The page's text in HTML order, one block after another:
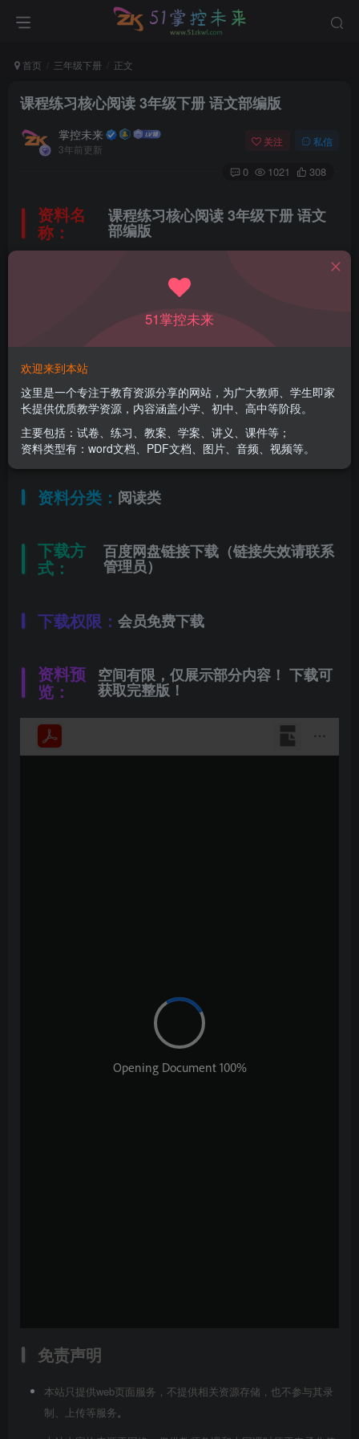
首页 三年级下册 正文
课程练习核心阅读 3年级下册 语文部编版
掌控未来
3年前更新
关注 私信
0 1021 308
资料名
称：
课程练习核心阅读 3年级下册 语文
部编版
适用年级：三年级下册
文件类型：高清PDF
资料分类： 阅读类
下载方
式：
百度网盘链接下载（链接失效请联系
管理员）
下载权限： 会员免费下载
资料预
览：
空间有限，仅展示部分内容！ 下载可
获取完整版！
免责声明
本站只提供web页面服务，不提供相关资源存储，也不参与其录
制、上传等服务。
51掌控未来
欢迎来到本站
这里是一个专注于教育资源分享的网站，为广大教师、学生即家
长提供优质教学资源，内容涵盖小学、初中、高中等阶段。
主要包括：试卷、练习、教案、学案、讲义、课件等；
资料类型有：word文档、PDF文档、图片、音频、视频等。